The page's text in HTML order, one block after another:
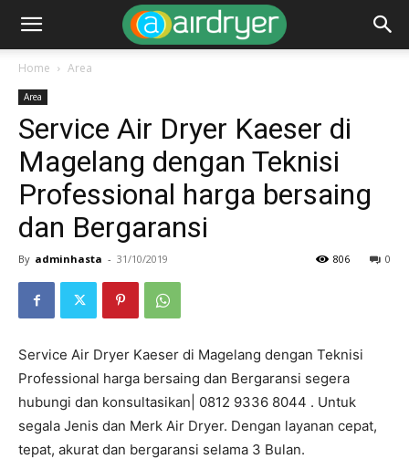
Home Area
Area
Service Air Dryer Kaeser di
Magelang dengan Teknisi
Professional harga bersaing
dan Bergaransi
By adminhasta - 31/10/2019 0
806
Service Air Dryer Kaeser di Magelang dengan Teknisi
Professional harga bersaing dan Bergaransi segera
hubungi dan konsultasikan| 0812 9336 8044 . Untuk
segala Jenis dan Merk Air Dryer. Dengan layanan cepat,
tepat, akurat dan bergaransi selama 3 Bulan.